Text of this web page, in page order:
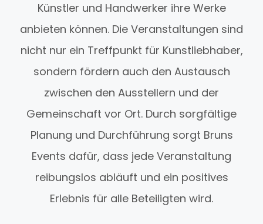
Künstler und Handwerker ihre Werke
anbieten können. Die Veranstaltungen sind
nicht nur ein Treffpunkt für Kunstliebhaber,
sondern fördern auch den Austausch
zwischen den Ausstellern und der
Gemeinschaft vor Ort. Durch sorgfältige
Planung und Durchführung sorgt Bruns
Events dafür, dass jede Veranstaltung
reibungslos abläuft und ein positives
Erlebnis für alle Beteiligten wird.